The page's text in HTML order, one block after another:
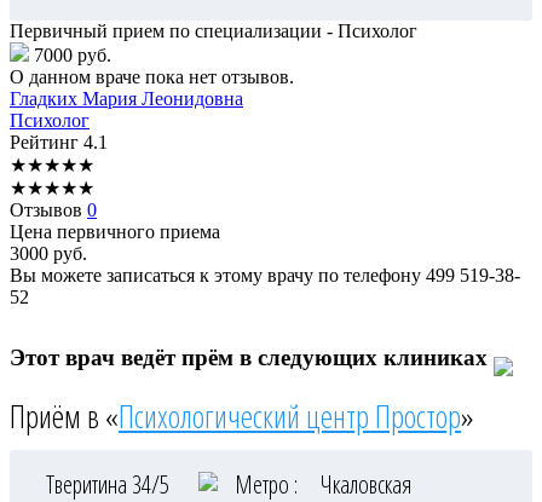
Первичный прием по специализации - Психолог
7000 руб.
О данном враче пока нет отзывов.
Гладких Мария Леонидовна
Психолог
Рейтинг 4.1
★★★★★
★★★★★
Отзывов 0
Цена первичного приема
3000 руб.
Вы можете записаться к этому врачу по телефону 499 519-38-
52
Этот врач ведёт прём в следующих клиниках
Приём в «Психологический центр Простор»
Тверитина 34/5 Метро : Чкаловская